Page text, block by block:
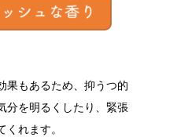
果もあるため、抑うつ的
分を明るくしたり、緊張
れます。